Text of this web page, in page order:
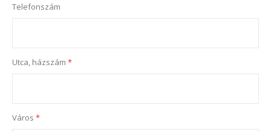
Telefonszám
Utca, házszám
Város